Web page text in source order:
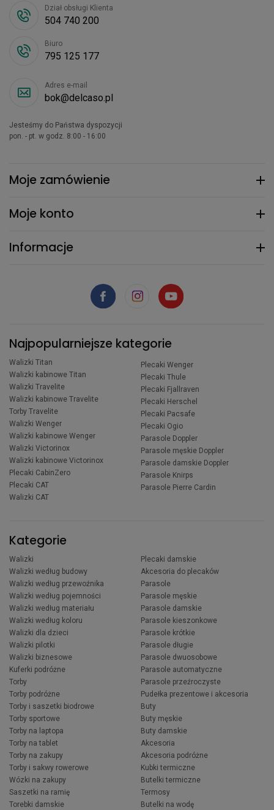
Moje zamówienie
Moje konto
Informacje
Dział obsługi Klienta
504 740 200
Biuro
795 125 177
Adres e-mail
bok@delcaso.pl
Jesteśmy do Państwa dyspozycji
pon. - pt. w godz. 8:00 - 16:00
Najpopularniejsze kategorie
Walizki Titan
Walizki kabinowe Titan
Walizki Travelite
Walizki kabinowe Travelite
Torby Travelite
Walizki Wenger
Walizki kabinowe Wenger
Walizki Victorinox
Walizki kabinowe Victorinox
Plecaki CabinZero
Plecaki CAT
Walizki CAT
Plecaki Wenger
Plecaki Thule
Plecaki Fjallraven
Plecaki Herschel
Plecaki Pacsafe
Plecaki Ogio
Parasole Doppler
Parasole męskie Doppler
Parasole damskie Doppler
Parasole Knirps
Parasole Pierre Cardin
Kategorie
Walizki
Walizki według budowy
Walizki według przewoźnika
Walizki według pojemności
Walizki według materiału
Walizki według koloru
Walizki dla dzieci
Walizki pilotki
Walizki biznesowe
Kuferki podróżne
Torby
Torby podróżne
Torby i saszetki biodrowe
Torby sportowe
Torby na laptopa
Torby na tablet
Torby na zakupy
Torby i sakwy rowerowe
Wózki na zakupy
Saszetki na ramię
Torebki damskie
Plecaki damskie
Akcesoria do plecaków
Parasole
Parasole męskie
Parasole damskie
Parasole kieszonkowe
Parasole krótkie
Parasole długie
Parasole dwuosobowe
Parasole automatyczne
Parasole przeźroczyste
Pudełka prezentowe i akcesoria
Buty
Buty męskie
Buty damskie
Akcesoria
Akcesoria podróżne
Kubki termiczne
Butelki termiczne
Termosy
Butelki na wodę